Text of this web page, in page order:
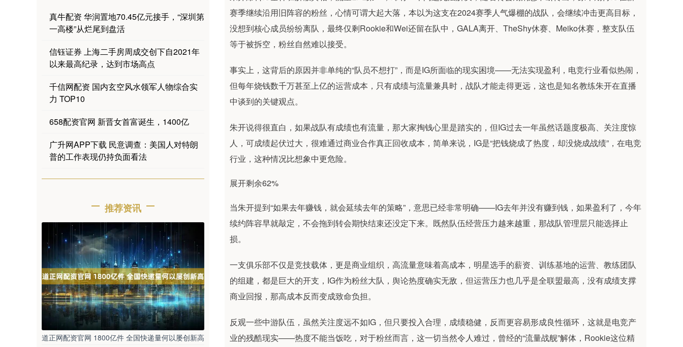
赛季继续沿用旧阵容的粉丝，心情可谓大起大落，本以为这支在2024赛季人气爆棚的战队，会继续冲击更高目标，
没想到核心成员纷纷离队，最终仅剩Rookie和Wei还留在队中，GALA离开、TheShy休赛、Meiko休赛，整支队伍
等于被拆空，粉丝自然难以接受。
事实上，这背后的原因并非单纯的“队员不想打”，而是IG所面临的现实困境——无法实现盈利，电竞行业看似热闹，
但每年烧钱数千万甚至上亿的运营成本，只有成绩与流量兼具时，战队才能走得更远，这也是知名教练朱开在直播
中谈到的关键观点。
朱开说得很直白，如果战队有成绩也有流量，那大家掏钱心里是踏实的，但IG过去一年虽然话题度极高、关注度惊
人，可成绩起伏过大，很难通过商业合作真正回收成本，简单来说，IG是“把钱烧成了热度，却没烧成战绩”，在电竞
行业，这种情况比想象中更危险。
展开剩余62%
当朱开提到“如果去年赚钱，就会延续去年的策略”，意思已经非常明确——IG去年并没有赚到钱，如果盈利了，今年
续约阵容早就敲定，不会拖到转会期快结束还没定下来。既然队伍经营压力越来越重，那战队管理层只能选择止
损。
一支俱乐部不仅是竞技载体，更是商业组织，高流量意味着高成本，明星选手的薪资、训练基地的运营、教练团队
的组建，都是巨大的开支，IG作为粉丝大队，舆论热度确实无敌，但运营压力也几乎是全联盟最高，没有成绩支撑
商业回报，那高成本反而变成致命负担。
反观一些中游队伍，虽然关注度远不如IG，但只要投入合理，成绩稳健，反而更容易形成良性循环，这就是电竞产
业的残酷现实——热度不能当饭吃，对于粉丝而言，这一切当然令人难过，曾经的“流量战舰”解体，Rookie这位精
真牛配资 华润置地70.45亿元接手，“深圳第
一高楼”从烂尾到盘活
信钰证券 上海二手房周成交创下自2021年
以来最高纪录，达到市场高点
千信网配资 国内玄空风水领军人物综合实
力 TOP10
658配资官网 新晋女首富诞生，1400亿
广升网APP下载 民意调查：美国人对特朗
普的工作表现仍持负面看法
推荐资讯
道正网配资官网 1800亿件 全国快递量何以屡创新高